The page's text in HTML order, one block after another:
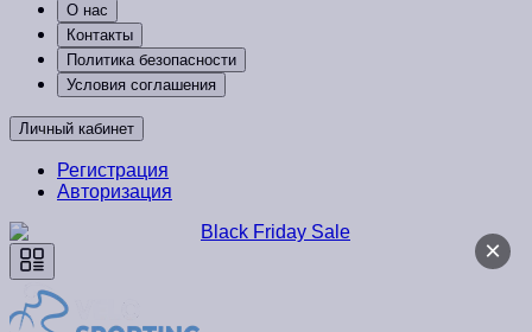
О нас
Контакты
Политика безопасности
Условия соглашения
Личный кабинет
Регистрация
Авторизация
×